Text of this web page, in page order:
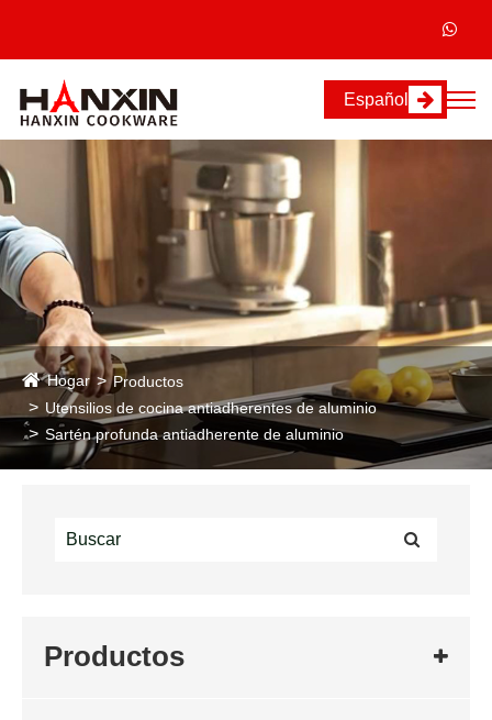
Español
Hogar
Productos
Utensilios de cocina antiadherentes de aluminio
Sartén profunda antiadherente de aluminio
Productos